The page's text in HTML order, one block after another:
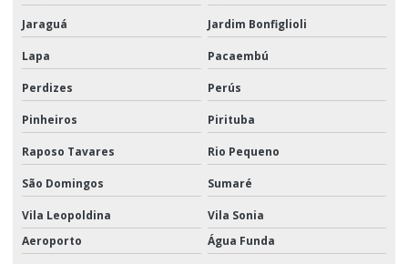
Movimentação de materiais e produtos
Operador Logístico Promocional
Positivação de pdv
Produtos e serviços logísticos
Serviço logístico em sp
Serviço de transporte e distribuição
Serviço de transporte rodoviário de carga
Jaraguá Jardim Bonfiglioli
Lapa Pacaembú
Perdizes Perús
Pinheiros Pirituba
Raposo Tavares Rio Pequeno
São Domingos Sumaré
Vila Leopoldina
Vila Sonia
Aeroporto
Água Funda